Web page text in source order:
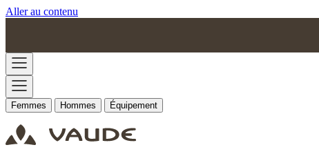
Aller au contenu
Femmes Hommes Équipement